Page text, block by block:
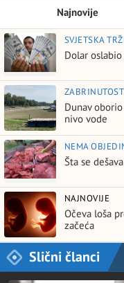
Najnovije
SVJETSKA
Dolar
Dunav
nivo vode
NEMA
Šta se
NAJNOVIJE
Očeva loša
začeća
Slični članci